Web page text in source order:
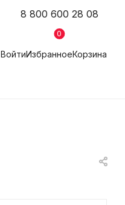
8 800 600 28 08
ВойтиИзбранное
0
Корзина